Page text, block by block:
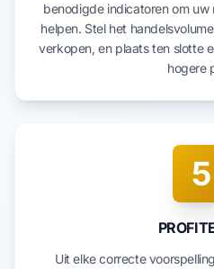
benodigde indicatoren om
helpen. Stel het
verkopen, en plaats ten slotte
hogere
5
Uit elke correcte